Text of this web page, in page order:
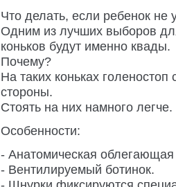
Что делать, если ребенок не
Одним из лучших выборов
коньков будут именно квады.
Почему?
На таких коньках
стороны.
Стоять на них намного легче.
Особенности:
- Анатомическая облегающая
- Вентилируемый ботинок.